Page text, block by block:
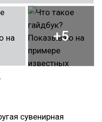
+5
сувенирная